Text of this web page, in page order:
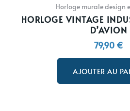
Horloge murale design
HORLOGE VINTAGE
D’AVION
79,90 €
AJOUTER AU